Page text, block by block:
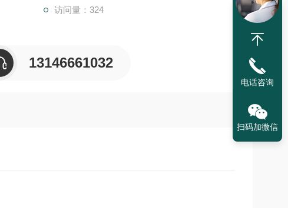
访问量：324
13146661032
电话咨询
扫码加微信